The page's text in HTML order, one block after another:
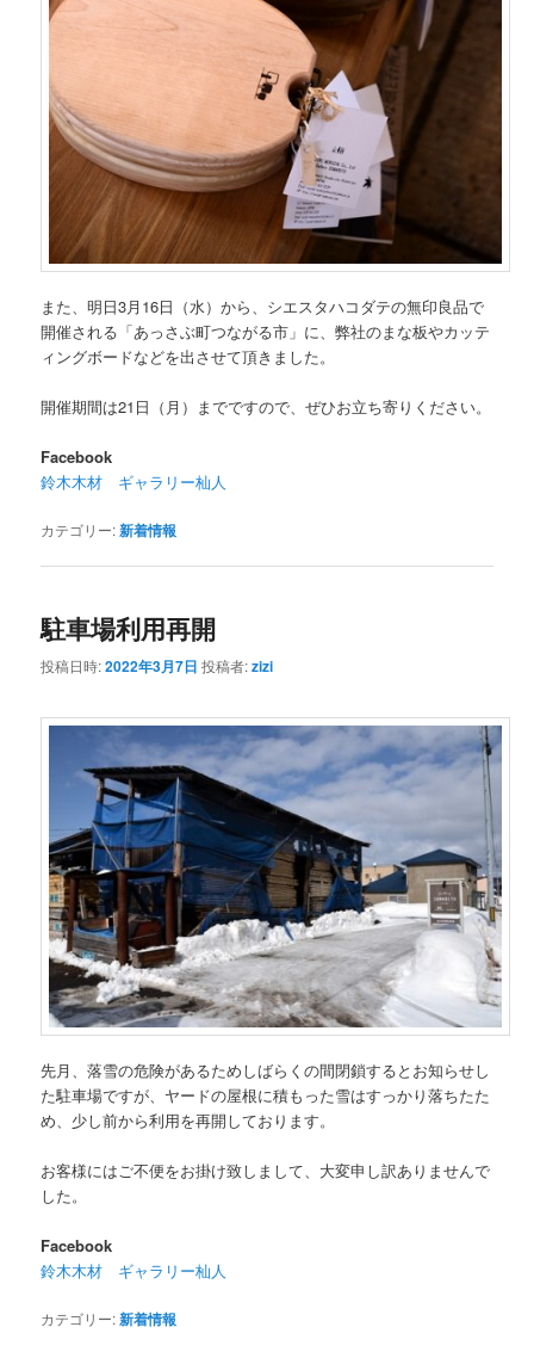
また、明日3月16日（水）から、シエスタハコダテの無印良品で
開催される「あっさぶ町つながる市」に、弊社のまな板やカッテ
ィングボードなどを出させて頂きました。
開催期間は21日（月）までですので、ぜひお立ち寄りください。
Facebook
鈴木木材 ギャラリー杣人
カテゴリー:新着情報
駐車場利用再開
投稿日時:2022年3月7日 投稿者:zizi
先月、落雪の危険があるためしばらくの間閉鎖するとお知らせし
た駐車場ですが、ヤードの屋根に積もった雪はすっかり落ちたた
め、少し前から利用を再開しております。
お客様にはご不便をお掛け致しまして、大変申し訳ありませんで
した。
Facebook
鈴木木材 ギャラリー杣人
カテゴリー:新着情報